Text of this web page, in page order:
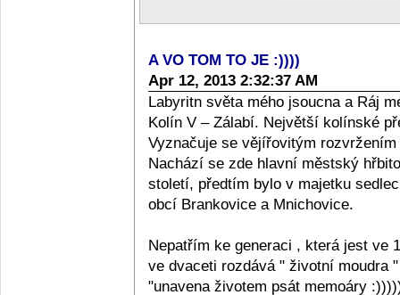
A VO TOM TO JE :))))
Apr 12, 2013 2:32:37 AM
Labyritn světa mého jsoucna a Ráj
Kolín V – Zálabí. Největší kolínské
Vyznačuje se vějířovitým
Nachází se zde hlavní městský
století, předtím bylo v majetku
obcí Brankovice a Mnichovice.
Nepatřím ke generaci , která jest ve
ve dvaceti rozdává " životní moudra
"unavena životem psát memoáry